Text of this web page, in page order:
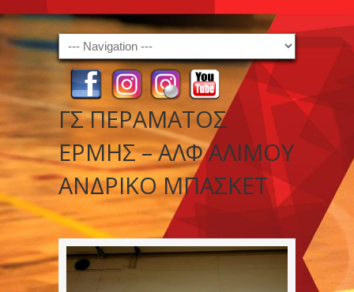
Navigation
ΓΣ ΠΕΡΑΜΑΤΟΣ
ΕΡΜΗΣ – ΑΛΦ ΑΛΙΜΟΥ
ΑΝΔΡΙΚΟ ΜΠΑΣΚΕΤ